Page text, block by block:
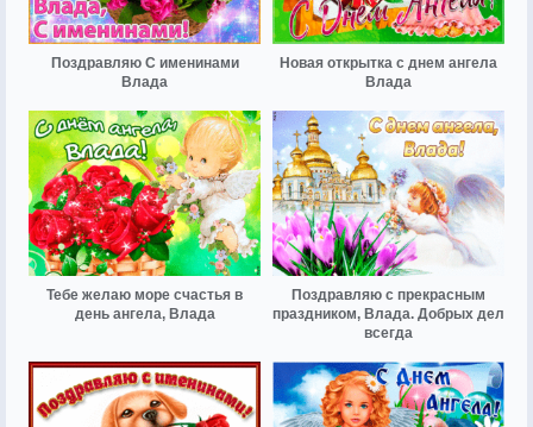
Поздравляю С именинами
Влада
Новая открытка с днем ангела
Влада
Тебе желаю море счастья в
день ангела, Влада
Поздравляю с прекрасным
праздником, Влада. Добрых дел
всегда